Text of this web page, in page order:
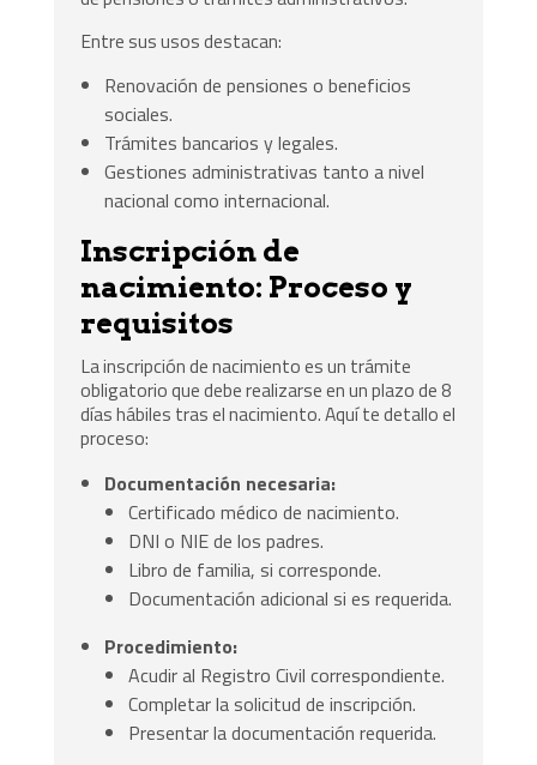
Entre sus usos destacan:
Renovación de pensiones o beneficios
sociales.
Trámites bancarios y legales.
Gestiones administrativas tanto a nivel
nacional como internacional.
Inscripción de
nacimiento: Proceso y
requisitos
La inscripción de nacimiento es un trámite
obligatorio que debe realizarse en un plazo de 8
días hábiles tras el nacimiento. Aquí te detallo el
proceso:
Documentación necesaria:
Certificado médico de nacimiento.
DNI o NIE de los padres.
Libro de familia, si corresponde.
Documentación adicional si es requerida.
Procedimiento:
Acudir al Registro Civil correspondiente.
Completar la solicitud de inscripción.
Presentar la documentación requerida.